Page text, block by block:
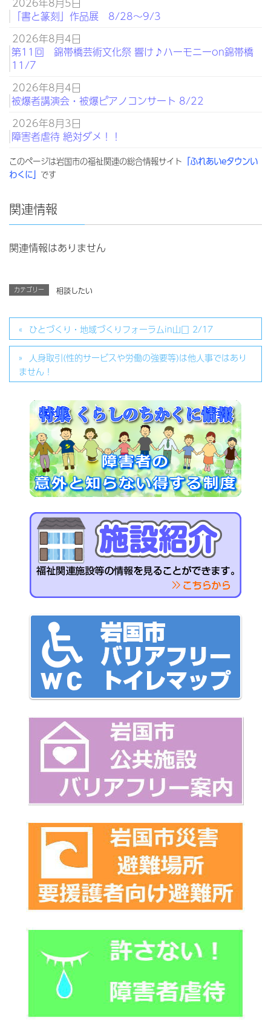
「書と篆刻」作品展 8/28～9/3
2026年8月4日
第11回 錦帯橋芸術文化祭 響け♪ハーモニーon錦帯橋
11/7
2026年8月4日
被爆者講演会・被爆ピアノコンサート 8/22
2026年8月3日
障害者虐待 絶対ダメ！！
このページは岩国市の福祉関連の総合情報サイト 「ふれあいeタウンい
わくに」 です
関連情報
関連情報はありません
カテゴリー 相談したい
ひとづくり・地域づくりフォーラムin山口 2/17
人身取引(性的サービスや労働の強要等)は他人事ではあり
ません！